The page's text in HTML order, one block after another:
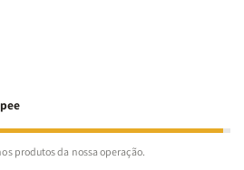
produtos da nossa operação.